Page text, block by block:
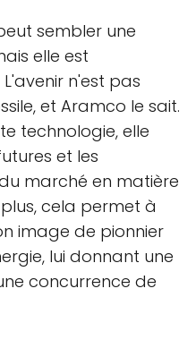
sembler une
elle est
n'est pas
et Aramco le sait.
technologie, elle
et les
marché en matière
cela permet à
image de pionnier
lui donnant une
concurrence de